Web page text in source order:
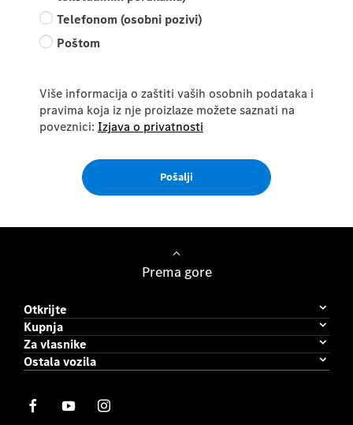
Telefonom (osobni pozivi)
Poštom
Više informacija o zaštiti vaših osobnih podataka i
pravima koja iz nje proizlaze možete saznati na
poveznici: Izjava o privatnosti
Pošalji
Prema gore
Otkrijte
Kupnja
Za vlasnike
Ostala vozila